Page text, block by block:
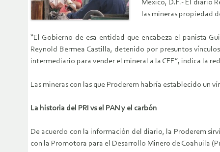
México, D.F.- El diario
las mineras propiedad
“El Gobierno de esa entidad que encabeza el panista
Reynold Bermea Castilla, detenido por presuntos
intermediario para vender el mineral a la CFE”, indica la
Las mineras con las que Proderem habría establecido un
La historia del PRI vs el PAN y el carbón
De acuerdo con la información del diario, la Proderem
con la Promotora para el Desarrollo Minero de Coahuila